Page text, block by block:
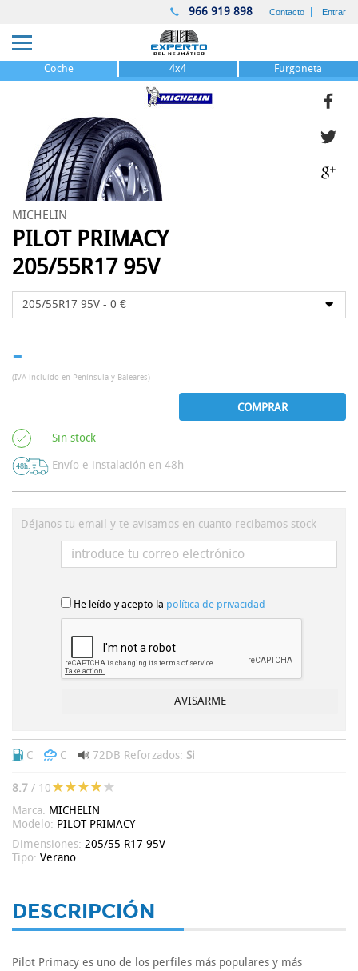
966 919 898 Contacto Entrar
Coche 4x4 Furgoneta
MICHELIN
PILOT PRIMACY
205/55R17 95V
-
(IVA incluído en Península y Baleares)
COMPRAR
Sin stock
Envío e instalación en 48h
Déjanos tu email y te avisamos en cuanto recibamos stock
He leído y acepto la política de privacidad
C C 72DB Reforzados: Si
8.7 / 10
Marca: MICHELIN
Modelo: PILOT PRIMACY
Dimensiones: 205/55 R17 95V
Tipo: Verano
DESCRIPCIÓN
Pilot Primacy es uno de los perfiles más populares y más